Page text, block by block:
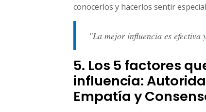
conocerlos y hacerlos sentir
"La mejor influencia es efectiva
5. Los 5 factores
influencia:
Empatía y